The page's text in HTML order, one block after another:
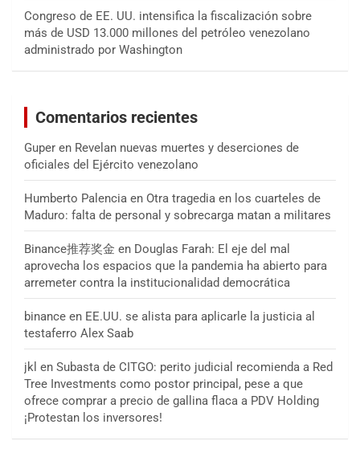
Congreso de EE. UU. intensifica la fiscalización sobre
más de USD 13.000 millones del petróleo venezolano
administrado por Washington
Comentarios recientes
Guper en Revelan nuevas muertes y deserciones de
oficiales del Ejército venezolano
Humberto Palencia en Otra tragedia en los cuarteles de
Maduro: falta de personal y sobrecarga matan a militares
Binance推荐奖金 en Douglas Farah: El eje del mal
aprovecha los espacios que la pandemia ha abierto para
arremeter contra la institucionalidad democrática
binance en EE.UU. se alista para aplicarle la justicia al
testaferro Alex Saab
jkl en Subasta de CITGO: perito judicial recomienda a Red
Tree Investments como postor principal, pese a que
ofrece comprar a precio de gallina flaca a PDV Holding
¡Protestan los inversores!